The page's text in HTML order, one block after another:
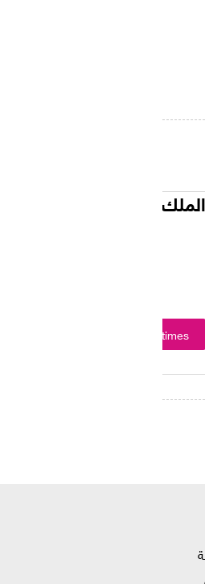
الملك ريتشارد
Showtimes